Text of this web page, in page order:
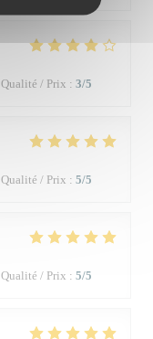
Qualité / Prix : 3/5
Qualité / Prix : 5/5
Qualité / Prix : 5/5